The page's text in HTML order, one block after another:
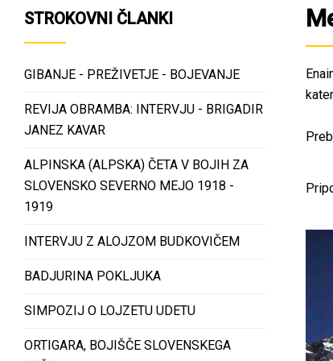
STROKOVNI ČLANKI
GIBANJE - PREŽIVETJE - BOJEVANJE
REVIJA OBRAMBA: INTERVJU - BRIGADIR
JANEZ KAVAR
ALPINSKA (ALPSKA) ČETA V BOJIH ZA
SLOVENSKO SEVERNO MEJO 1918 -
1919
INTERVJU Z ALOJZOM BUDKOVIČEM
BADJURINA POKLJUKA
SIMPOZIJ O LOJZETU UDETU
ORTIGARA, BOJIŠČE SLOVENSKEGA